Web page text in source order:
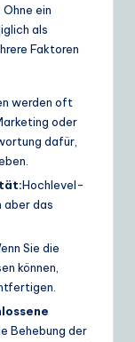
ein
als
Faktoren
werden oft
oder
dafür,
Hochlevel-
aber das
Sie die
können,
Behebung der